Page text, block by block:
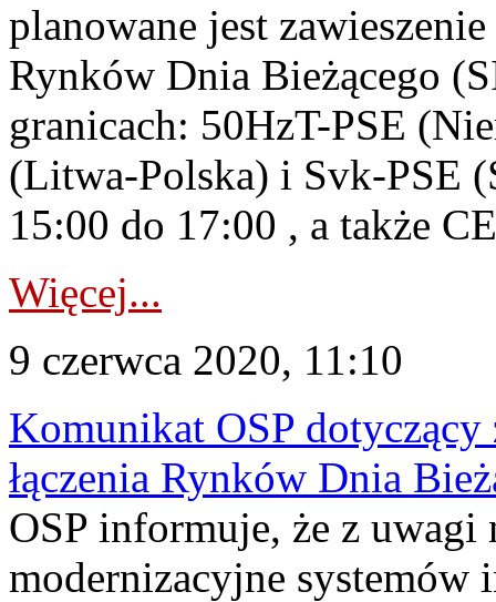
planowane jest
Rynków Dnia Bieżącego
granicach: 50HzT-PSE
(Litwa-Polska) i Svk-PSE
15:00 do 17:00 , a także
Więcej...
9 czerwca 2020, 11:10
Komunikat OSP dotyczący
łączenia Rynków Dnia
OSP informuje, że z uwagi
modernizacyjne